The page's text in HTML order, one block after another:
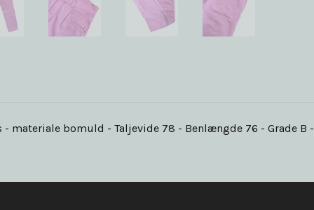
- materiale bomuld - Taljevide 78 - Benlængde 76 - Grade B -